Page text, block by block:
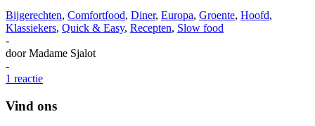
Bijgerechten, Comfortfood, Diner, Europa, Groente, Hoofd,
Klassiekers, Quick & Easy, Recepten, Slow food
-
doorMadame Sjalot
-
1 reactie
Vind ons